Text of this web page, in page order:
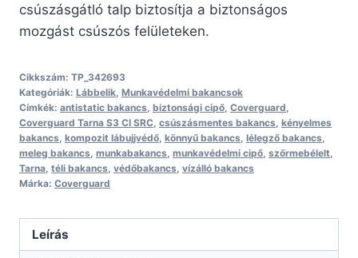
csúszásgátló talp biztosítja a biztonságos
mozgást csúszós felületeken.
Cikkszám: TP_342693
Kategóriák: Lábbelik, Munkavédelmi bakancsok
Címkék: antistatic bakancs, biztonsági cipő, Coverguard,
Coverguard Tarna S3 CI SRC, csúszásmentes bakancs, kényelmes
bakancs, kompozit lábujjvédő, könnyű bakancs, lélegző bakancs,
meleg bakancs, munkabakancs, munkavédelmi cipő, szőrmebélelt,
Tarna, téli bakancs, védőbakancs, vízálló bakancs
Márka: Coverguard
Leírás